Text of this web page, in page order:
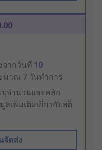
จากวันที่ 10
มาณ 7 วันทำการ
บุจำนวนและคลิก
ลเพิ่มเติมเกี่ยวกับสต็
จัดส่ง